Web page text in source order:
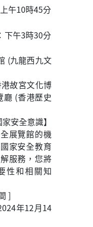
午10時45分
下午3時30分
(九龍西九文
故宮文化博
廳 (香港歷史
安全意識】
展覽館的機
家安全教育
服務，您將
性和相關知
]
年12月14